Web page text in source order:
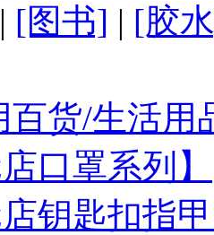
| [图书] | [胶
百货/生活
店口罩系列】
店钥匙扣指